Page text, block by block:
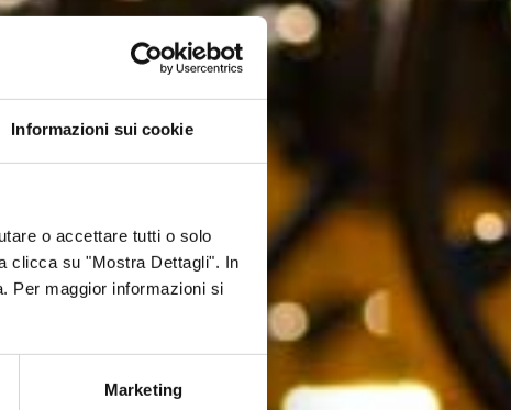
Informazioni sui cookie
o accettare tutti o solo
clicca su "Mostra Dettagli". In
Per maggior informazioni si
Marketing